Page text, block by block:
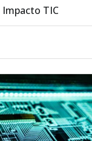
Impacto TIC